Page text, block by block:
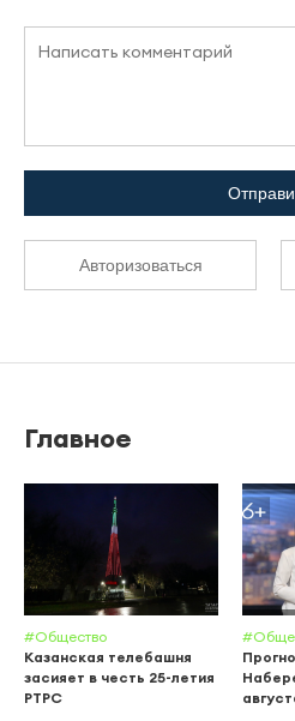
Авторизоваться
Главное
#Общество
Казанская телебашня
засияет в честь 25-летия
РТРС